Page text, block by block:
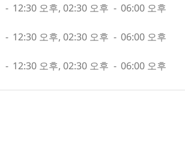
- 12:30 오후, 02:30 오후 - 06:00 오후
- 12:30 오후, 02:30 오후 - 06:00 오후
- 12:30 오후, 02:30 오후 - 06:00 오후